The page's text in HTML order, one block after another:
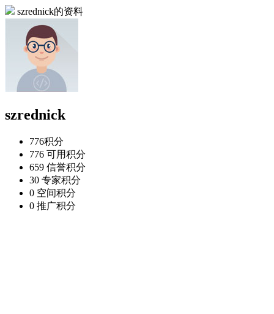
szrednick的资料
szrednick
776积分
776 可用积分
659 信誉积分
30 专家积分
0 空间积分
0 推广积分